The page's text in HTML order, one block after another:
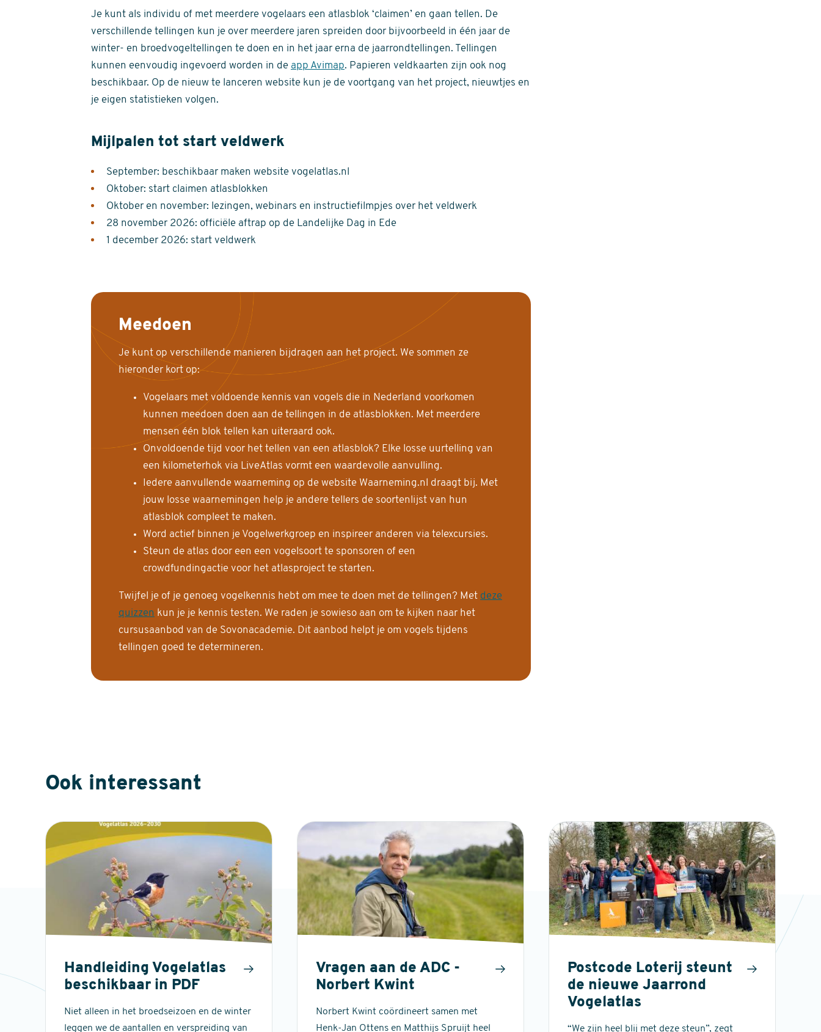
Je kunt als individu of met meerdere vogelaars een atlasblok ‘claimen’ en gaan tellen. De
verschillende tellingen kun je over meerdere jaren spreiden door bijvoorbeeld in één jaar de
winter- en broedvogeltellingen te doen en in het jaar erna de jaarrondtellingen. Tellingen
kunnen eenvoudig ingevoerd worden in de app Avimap. Papieren veldkaarten zijn ook nog
beschikbaar. Op de nieuw te lanceren website kun je de voortgang van het project, nieuwtjes en
je eigen statistieken volgen.
Mijlpalen tot start veldwerk
September: beschikbaar maken website vogelatlas.nl
Oktober: start claimen atlasblokken
Oktober en november: lezingen, webinars en instructiefilmpjes over het veldwerk
28 november 2026: officiële aftrap op de Landelijke Dag in Ede
1 december 2026: start veldwerk
Meedoen
Je kunt op verschillende manieren bijdragen aan het project. We sommen ze
hieronder kort op:
Vogelaars met voldoende kennis van vogels die in Nederland voorkomen
kunnen meedoen doen aan de tellingen in de atlasblokken. Met meerdere
mensen één blok tellen kan uiteraard ook.
Onvoldoende tijd voor het tellen van een atlasblok? Elke losse uurtelling van
een kilometerhok via LiveAtlas vormt een waardevolle aanvulling.
Iedere aanvullende waarneming op de website Waarneming.nl draagt bij. Met
jouw losse waarnemingen help je andere tellers de soortenlijst van hun
atlasblok compleet te maken.
Word actief binnen je Vogelwerkgroep en inspireer anderen via telexcursies.
Steun de atlas door een een vogelsoort te sponsoren of een
crowdfundingactie voor het atlasproject te starten.
Twijfel je of je genoeg vogelkennis hebt om mee te doen met de tellingen? Met deze
quizzen kun je je kennis testen. We raden je sowieso aan om te kijken naar het
cursusaanbod van de Sovonacademie. Dit aanbod helpt je om vogels tijdens
tellingen goed te determineren.
Ook interessant
Handleiding Vogelatlas
beschikbaar in PDF
Niet alleen in het broedseizoen en de winter
leggen we de aantallen en verspreiding van
Vragen aan de ADC -
Norbert Kwint
Norbert Kwint coördineert samen met
Henk-Jan Ottens en Matthijs Spruijt heel
Postcode Loterij steunt
de nieuwe Jaarrond
Vogelatlas
“We zijn heel blij met deze steun”, zegt